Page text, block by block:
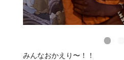
みんなおかえり〜！！